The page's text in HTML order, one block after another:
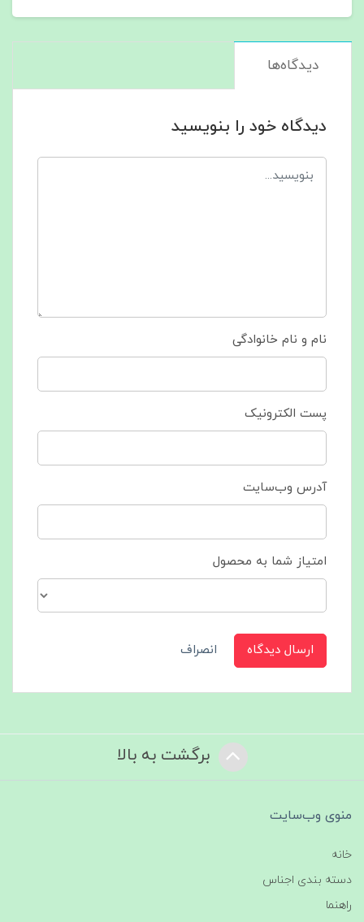
دیدگاه‌ها
دیدگاه خود را بنویسید
نام و نام خانوادگی
پست الکترونیک
آدرس وب‌سایت
امتیاز شما به محصول
ارسال دیدگاه انصراف
برگشت به بالا
منوی وب‌سایت
خانه
دسته بندی اجناس
راهنما